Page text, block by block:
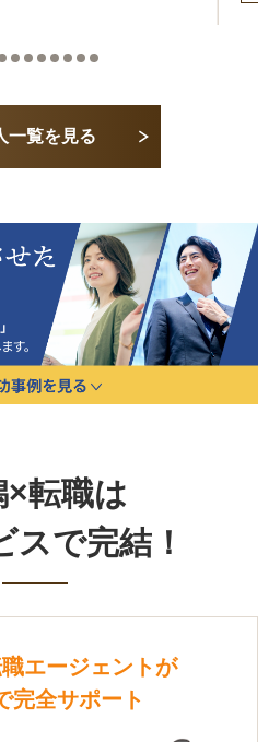
一覧を見る
×転職は
スで完結！
エージェントが
完全サポート